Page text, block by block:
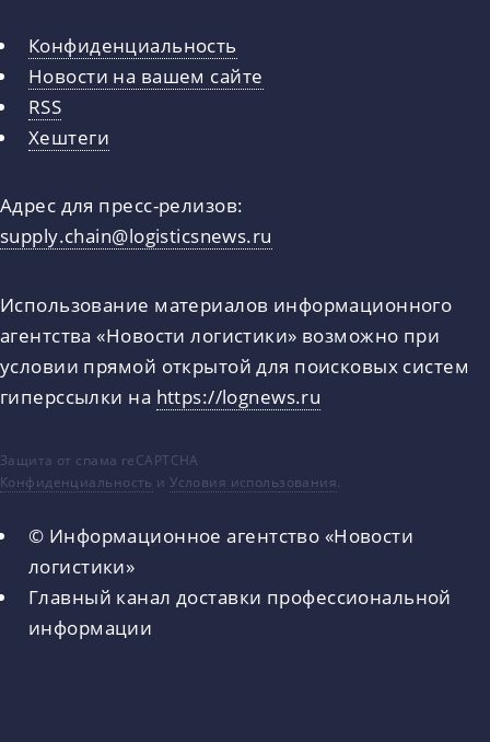
Конфиденциальность
Новости на вашем сайте
RSS
Хештеги
Адрес для пресс-релизов:
supply.chain@logisticsnews.ru
Использование материалов информационного
агентства «Новости логистики» возможно при
условии прямой открытой для поисковых систем
гиперссылки на https://lognews.ru
Защита от спама reCAPTCHA
Конфиденциальность иУсловия использования.
© Информационное агентство «Новости
логистики»
Главный канал доставки профессиональной
информации